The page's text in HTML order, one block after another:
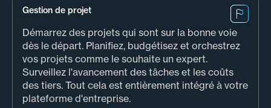
Gestion de projet
Démarrez des projets qui sont sur la bonne voie
dès le départ. Planifiez, budgétisez et orchestrez
vos projets comme le souhaite un expert.
Surveillez l'avancement des tâches et les coûts
des tiers. Tout cela est entièrement intégré à votre
plateforme d'entreprise.